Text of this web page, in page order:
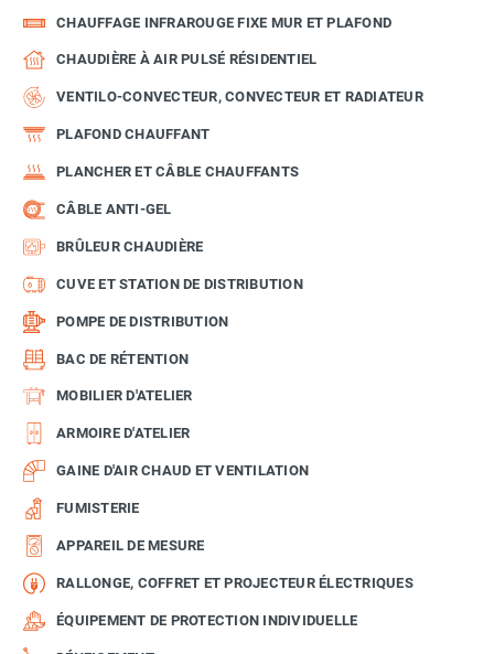
CHAUFFAGE INFRAROUGE FIXE MUR ET PLAFOND
CHAUDIÈRE À AIR PULSÉ RÉSIDENTIEL
VENTILO-CONVECTEUR, CONVECTEUR ET RADIATEUR
PLAFOND CHAUFFANT
PLANCHER ET CÂBLE CHAUFFANTS
CÂBLE ANTI-GEL
BRÛLEUR CHAUDIÈRE
CUVE ET STATION DE DISTRIBUTION
POMPE DE DISTRIBUTION
BAC DE RÉTENTION
MOBILIER D'ATELIER
ARMOIRE D'ATELIER
GAINE D'AIR CHAUD ET VENTILATION
FUMISTERIE
APPAREIL DE MESURE
RALLONGE, COFFRET ET PROJECTEUR ÉLECTRIQUES
ÉQUIPEMENT DE PROTECTION INDIVIDUELLE